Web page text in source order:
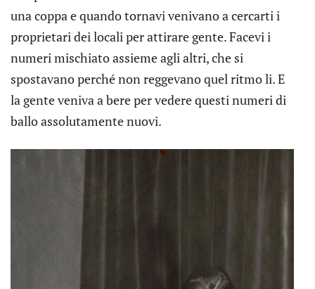
una coppa e quando tornavi venivano a cercarti i
proprietari dei locali per attirare gente. Facevi i
numeri mischiato assieme agli altri, che si
spostavano perché non reggevano quel ritmo li. E
la gente veniva a bere per vedere questi numeri di
ballo assolutamente nuovi.